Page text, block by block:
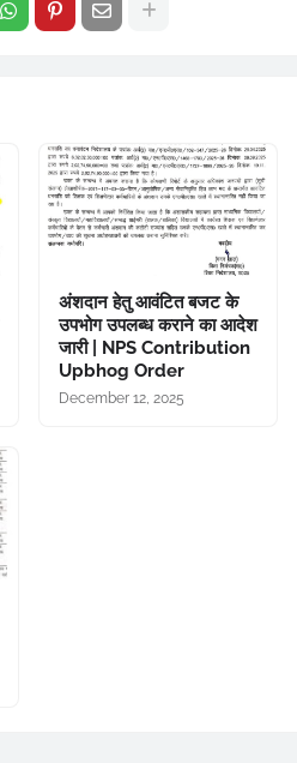
अंशदान हेतु आवंटित बजट के
उपभोग उपलब्ध कराने का आदेश
जारी | NPS Contribution
Upbhog Order
December 12, 2025